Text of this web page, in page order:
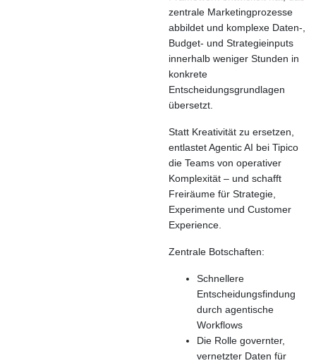
zentrale Marketingprozesse
abbildet und komplexe Daten-,
Budget- und Strategieinputs
innerhalb weniger Stunden in
konkrete
Entscheidungsgrundlagen
übersetzt.
Statt Kreativität zu ersetzen,
entlastet Agentic AI bei Tipico
die Teams von operativer
Komplexität – und schafft
Freiräume für Strategie,
Experimente und Customer
Experience.
Zentrale Botschaften:
Schnellere
Entscheidungsfindung
durch agentische
Workflows
Die Rolle governter,
vernetzter Daten für